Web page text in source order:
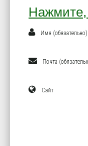
Нажмите,
Имя (обязательно)
Почта
Сайт